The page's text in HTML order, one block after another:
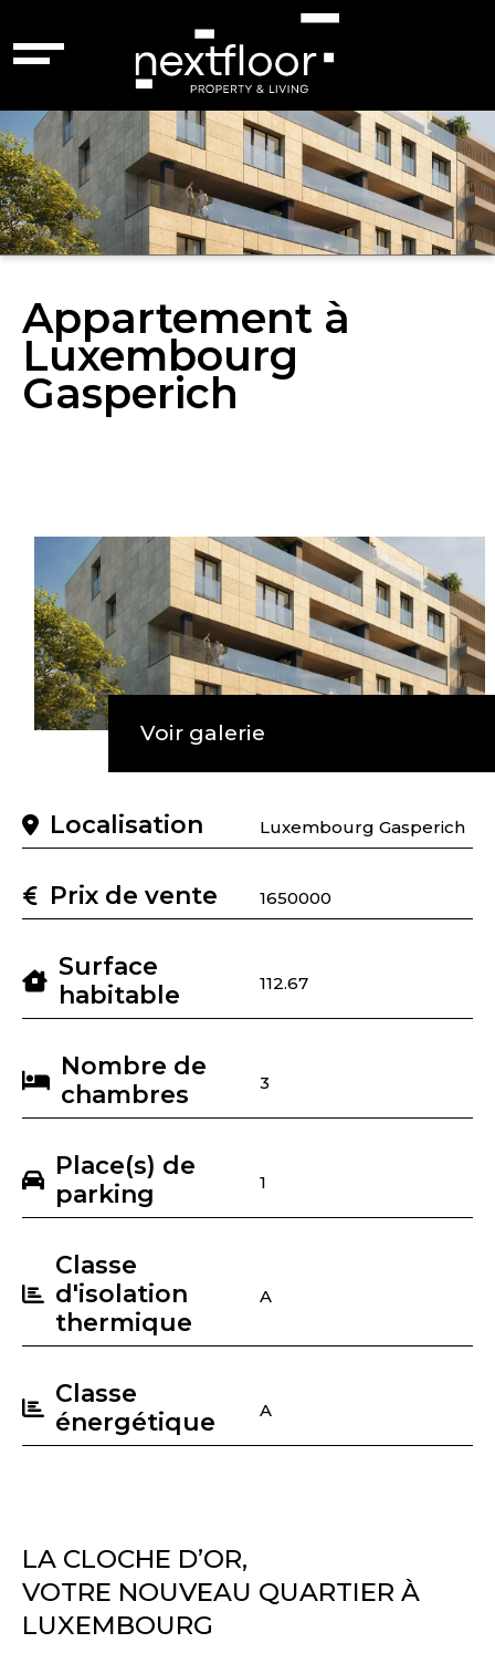
Appartement à
Luxembourg
Gasperich
Voir galerie
Localisation Luxembourg Gasperich
Prix de vente 1650000
Surface
habitable
112.67
Nombre de
chambres
3
Place(s) de
parking
1
Classe
d'isolation
thermique
A
Classe
énergétique
A
LA CLOCHE D’OR,
VOTRE NOUVEAU QUARTIER À
LUXEMBOURG